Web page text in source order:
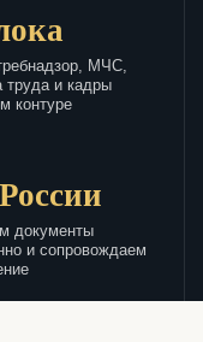
МЧС,
труда и кадры
контуре
документы
и сопровождаем